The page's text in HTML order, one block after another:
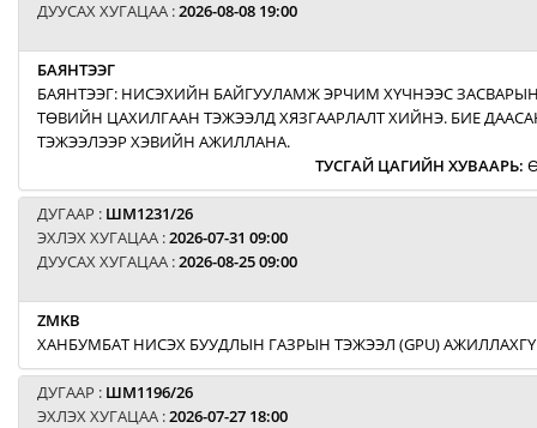
ДУУСАХ ХУГАЦАА :2026-08-08 19:00
БАЯНТЭЭГ
БАЯНТЭЭГ: НИСЭХИЙН БАЙГУУЛАМЖ ЭРЧИМ ХҮЧНЭЭС
ТӨВИЙН ЦАХИЛГААН ТЭЖЭЭЛД ХЯЗГААРЛАЛТ ХИЙНЭ. БИЕ
ТЭЖЭЭЛЭЭР ХЭВИЙН АЖИЛЛАНА.
ТУСГАЙ ЦАГИЙН ХУВААРЬ:
ДУГААР : ШМ1231/26
ЭХЛЭХ ХУГАЦАА :2026-07-31 09:00
ДУУСАХ ХУГАЦАА :2026-08-25 09:00
ZMKB
ХАНБУМБАТ НИСЭХ БУУДЛЫН ГАЗРЫН ТЭЖЭЭЛ (GPU)
ДУГААР : ШМ1196/26
ЭХЛЭХ ХУГАЦАА :2026-07-27 18:00